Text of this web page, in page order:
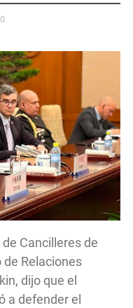
0
Cancilleres de
de Relaciones
dijo que el
a defender el